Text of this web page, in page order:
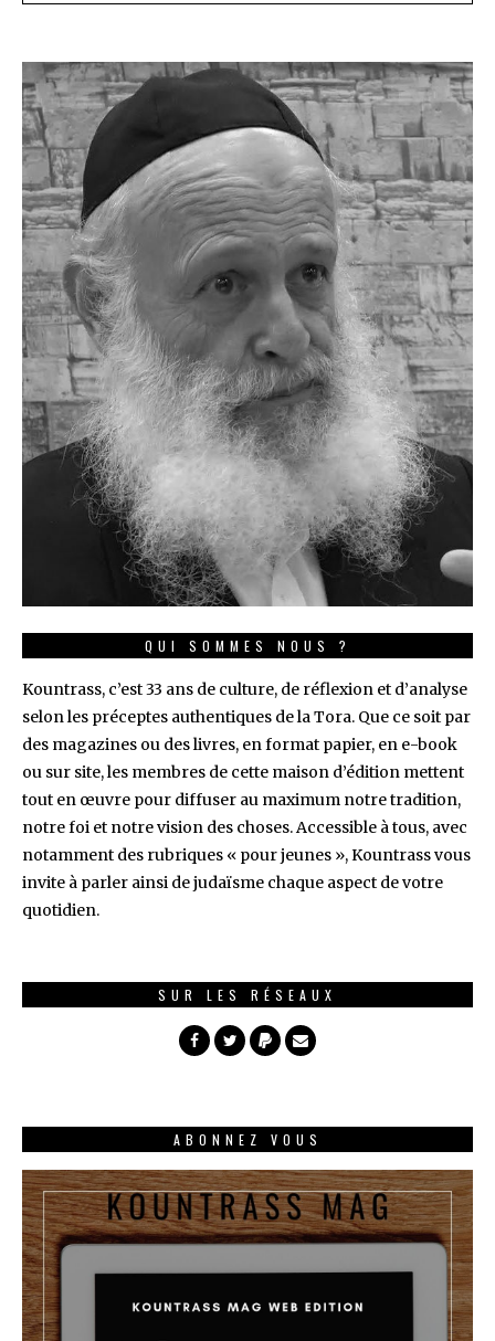
QUI SOMMES NOUS ?
Kountrass, c’est 33 ans de culture, de réflexion et d’analyse
selon les préceptes authentiques de la Tora. Que ce soit par
des magazines ou des livres, en format papier, en e-book
ou sur site, les membres de cette maison d’édition mettent
tout en œuvre pour diffuser au maximum notre tradition,
notre foi et notre vision des choses. Accessible à tous, avec
notamment des rubriques « pour jeunes », Kountrass vous
invite à parler ainsi de judaïsme chaque aspect de votre
quotidien.
SUR LES RÉSEAUX
ABONNEZ VOUS